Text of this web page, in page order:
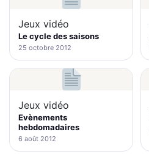
Jeux vidéo
Le cycle des saisons
25 octobre 2012
Jeux vidéo
Evènements
hebdomadaires
6 août 2012